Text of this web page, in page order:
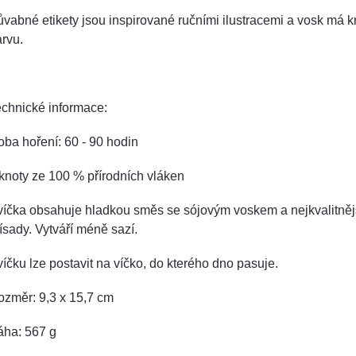
etikety jsou inspirované ručními ilustracemi a vosk má
informace:
hoření: 60 - 90 hodin
ze 100 % přírodních vláken
obsahuje hladkou směs se sójovým voskem a
Vytváří méně sazí.
lze postavit na víčko, do kterého dno pasuje.
9,3 x 15,7 cm
567 g